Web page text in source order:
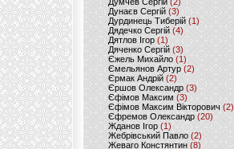
Дунаєв Сергій(3)
Дурдинець Тиберій (1)
Дядечко Сергій (4)
Дятлов Ігор (1)
Дяченко Сергій (3)
Єжель Михайло (1)
Ємельянов Артур (2)
Єрмак Андрій (2)
Єршов Олександр (3)
Єфімов Максим (3)
Єфімов Максим Вікторович (2)
Єфремов Олександр (20)
Жданов Ігор (1)
Жебрівський Павло (2)
Жеваго Констянтин (8)